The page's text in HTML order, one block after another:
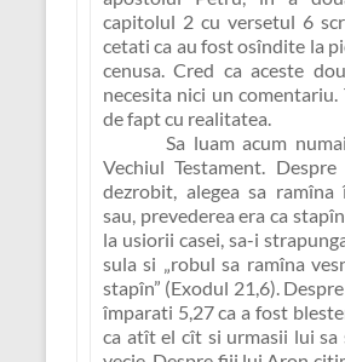
capitolul 2 cu versetul 6
cetati ca au fost osîndite la
cenusa. Cred ca aceste
necesita nici un comentariu.
de fapt cu realitatea.
Sa luam acum numai
Vechiul Testament.
dezrobit, alegea sa ramîna
sau, prevederea era ca
la usiorii casei, sa-i
sula si „robul sa ramîna
stapîn” (Exodul 21,6).
împarati 5,27 ca a fost
ca atît el cît si urmasii luisa